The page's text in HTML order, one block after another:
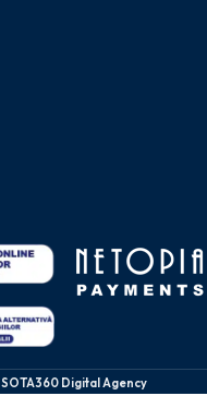
SOTA360 Digital Agency